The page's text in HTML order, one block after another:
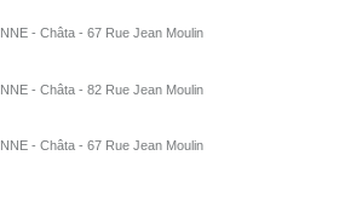
- Châta - 67 Rue Jean Moulin
- Châta - 82 Rue Jean Moulin
- Châta - 67 Rue Jean Moulin